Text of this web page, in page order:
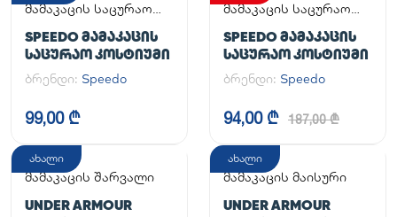
მამაკაცის საცურაო
SPEEDO ᲛᲐᲛᲐᲙᲐᲪᲘᲡ
ᲡᲐᲪᲣᲠᲐᲝ ᲙᲝᲡᲢᲘᲣᲛᲘ
ბრენდი: Speedo
99,00 ₾
მამაკაცის საცურაო
SPEEDO ᲛᲐᲛᲐᲙᲐᲪᲘᲡ
ᲡᲐᲪᲣᲠᲐᲝ ᲙᲝᲡᲢᲘᲣᲛᲘ
ბრენდი: Speedo
94,00 ₾ 187,00 ₾
ახალი
მამაკაცის შარვალი
UNDER ARMOUR
ახალი
მამაკაცის მაისური
UNDER ARMOUR